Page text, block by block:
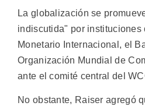
La globalización se
indiscutida" por instituciones
Monetario Internacional, el
Organización Mundial de
ante el comité central del
No obstante, Raiser agregó